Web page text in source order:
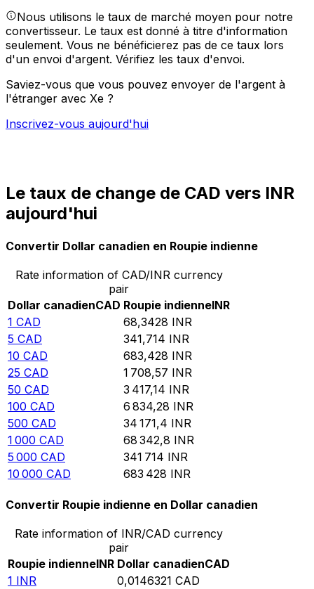
Nous utilisons le taux de marché moyen pour notre
convertisseur. Le taux est donné à titre d'information
seulement. Vous ne bénéficierez pas de ce taux lors
d'un envoi d'argent. Vérifiez les taux d'envoi.
Saviez-vous que vous pouvez envoyer de l'argent à
l'étranger avec Xe ?
Inscrivez-vous aujourd'hui
Le taux de change de CAD vers INR
aujourd'hui
Convertir Dollar canadien en Roupie indienne
Rate information of CAD/INR currency
pair
Dollar canadienCAD Roupie indienneINR
1 CAD 68,3428 INR
5 CAD 341,714 INR
10 CAD 683,428 INR
25 CAD 1 708,57 INR
50 CAD 3 417,14 INR
100 CAD 6 834,28 INR
500 CAD 34 171,4 INR
1 000 CAD 68 342,8 INR
5 000 CAD 341 714 INR
10 000 CAD 683 428 INR
Convertir Roupie indienne en Dollar canadien
Rate information of INR/CAD currency
pair
Roupie indienneINR Dollar canadienCAD
1 INR 0,0146321 CAD